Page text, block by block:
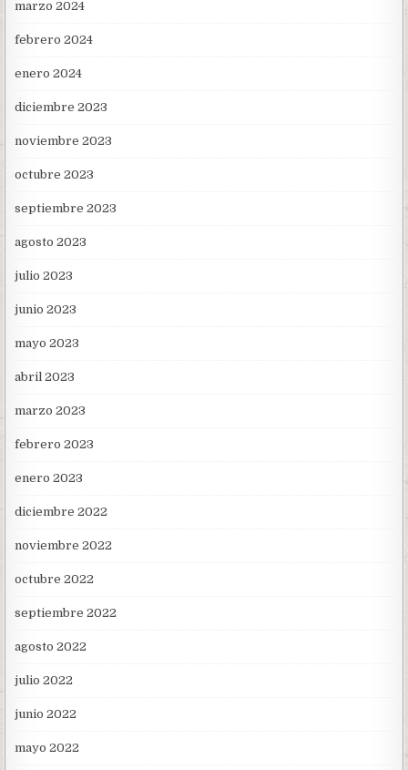
marzo 2024
febrero 2024
enero 2024
diciembre 2023
noviembre 2023
octubre 2023
septiembre 2023
agosto 2023
julio 2023
junio 2023
mayo 2023
abril 2023
marzo 2023
febrero 2023
enero 2023
diciembre 2022
noviembre 2022
octubre 2022
septiembre 2022
agosto 2022
julio 2022
junio 2022
mayo 2022